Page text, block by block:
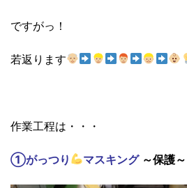
ですがっ！
若返ります
作業工程は・・・
①がっつり マスキング ～保護～